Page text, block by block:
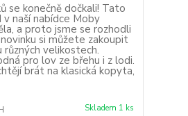
se konečně dočkali! Tato
naší nabídce Moby
a proto jsme se rozhodli
si můžete zakoupit
velikostech.
pro lov ze břehu i z lodi.
brát na klasická kopyta,
Skladem 1 ks